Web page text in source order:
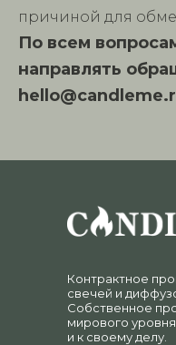
причиной для
По всем
направлять
Контрактное
свечей и
Собственное
мирового
и к своему делу.